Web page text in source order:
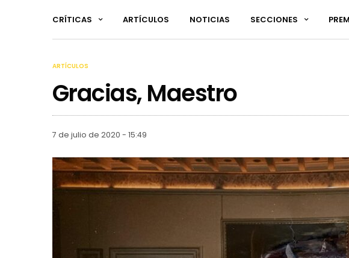
CRÍTICAS ARTÍCULOS NOTICIAS SECCIONES
ARTÍCULOS
Gracias, Maestro
7 de julio de 2020 - 15:49